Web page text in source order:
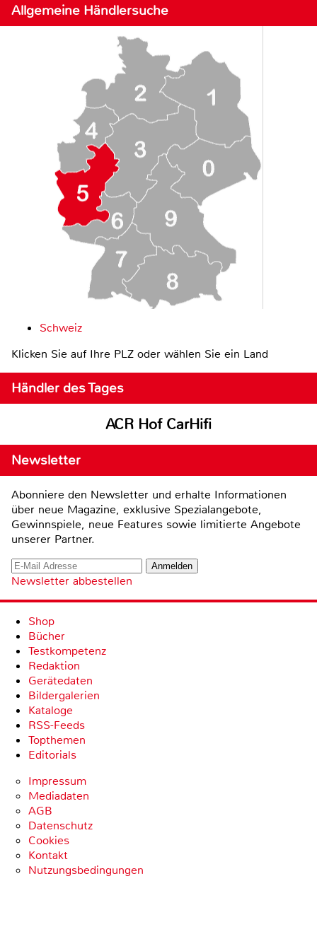
Allgemeine Händlersuche
Schweiz
Klicken Sie auf Ihre PLZ oder wählen Sie ein Land
Händler des Tages
ACR Hof CarHifi
Newsletter
Abonniere den Newsletter und erhalte Informationen
über neue Magazine, exklusive Spezialangebote,
Gewinnspiele, neue Features sowie limitierte Angebote
unserer Partner.
Newsletter abbestellen
Shop
Bücher
Testkompetenz
Redaktion
Gerätedaten
Bildergalerien
Kataloge
RSS-Feeds
Topthemen
Editorials
Impressum
Mediadaten
AGB
Datenschutz
Cookies
Kontakt
Nutzungsbedingungen